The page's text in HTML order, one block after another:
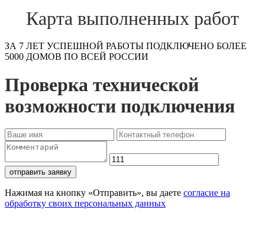
Карта выполненных работ
ЗА 7 ЛЕТ УСПЕШНОЙ РАБОТЫ ПОДКЛЮЧЕНО БОЛЕЕ
5000 ДОМОВ ПО ВСЕЙ РОССИИ
Проверка технической
возможности подключения
отправить заявку
Нажимая на кнопку «Отправить», вы даете согласие на
обработку своих персональных данных